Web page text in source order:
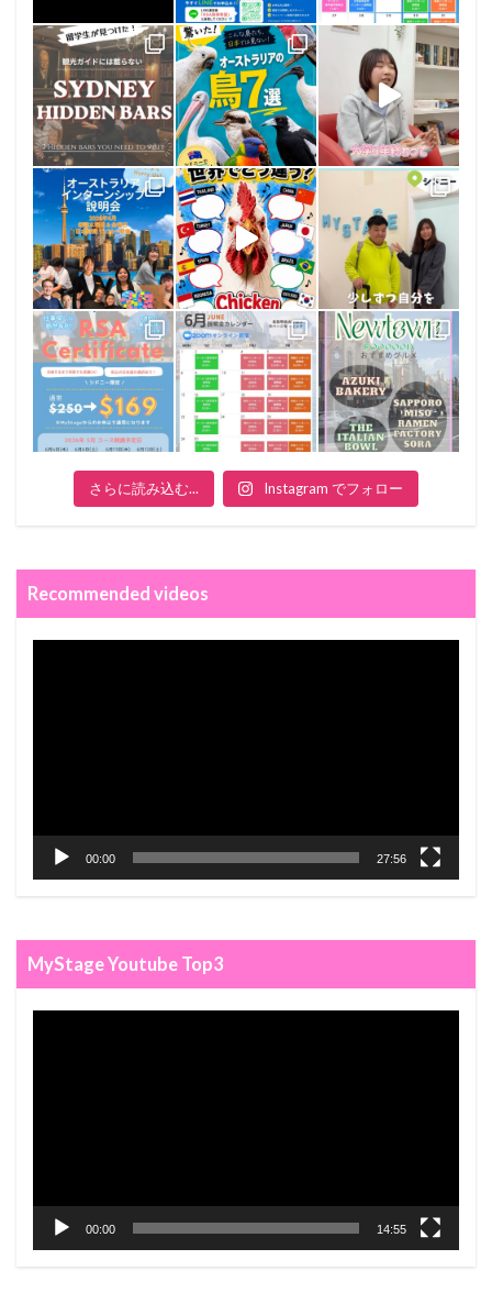
さらに読み込む... Instagram でフォロー
Recommended videos
動
00:00 27:56
MyStage Youtube Top3
動
00:00 14:55